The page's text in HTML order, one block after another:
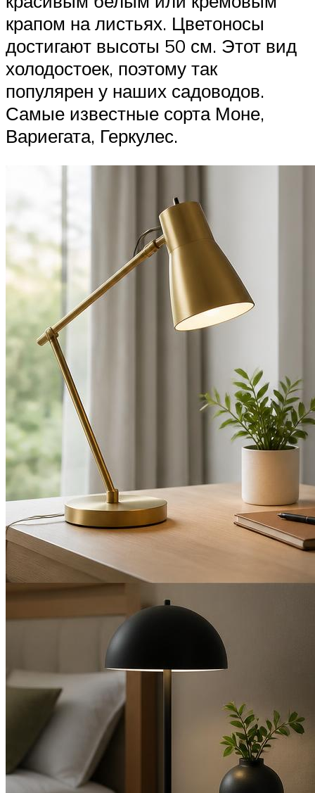
крапом на листьях. Цветоносы
достигают высоты 50 см. Этот вид
холодостоек, поэтому так
популярен у наших садоводов.
Самые известные сорта Моне,
Вариегата, Геркулес.